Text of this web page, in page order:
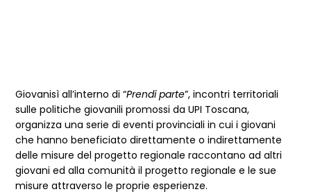
Giovanisì all’interno di “Prendi parte”, incontri territoriali
sulle politiche giovanili promossi da UPI Toscana,
organizza una serie di eventi provinciali in cui i giovani
che hanno beneficiato direttamente o indirettamente
delle misure del progetto regionale raccontano ad altri
giovani ed alla comunità il progetto regionale e le sue
misure attraverso le proprie esperienze.